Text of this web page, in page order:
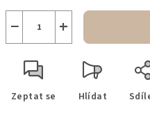
+
−
Zeptat se Hlídat